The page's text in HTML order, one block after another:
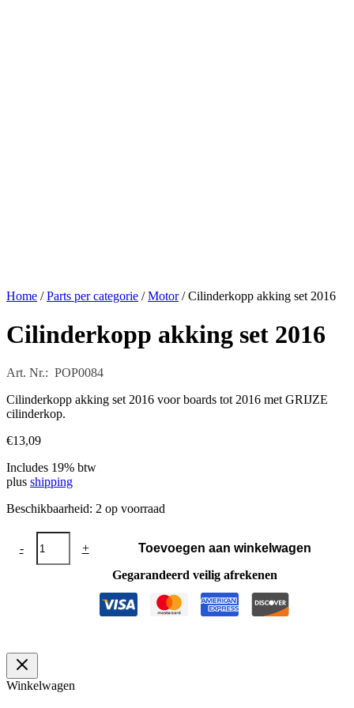
Home /Parts per categorie /Motor/ Cilinderkopp akking set 2016
Cilinderkopp akking set 2016
Art. Nr.: POP0084
Cilinderkopp akking set 2016 voor boards tot 2016 met GRIJZE
cilinderkop.
€13,09
Includes 19% btw
plus shipping
Beschikbaarheid: 2 op voorraad
-
Cilinderkopp
akking
+
Toevoegen aan winkelwagen
Gegarandeerd veilig afrekenen
Winkelwagen